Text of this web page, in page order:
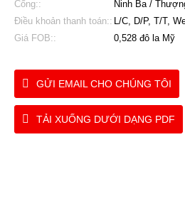
Cổng::
Ninh Ba /
Điều khoản thanh toán:: L/C, D/P, T/T,
Giá FOB::
0,528 đô la Mỹ
GỬI EMAIL CHO CHÚNG TÔI
TẢI XUỐNG DƯỚI DẠNG PDF